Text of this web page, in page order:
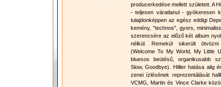
producerkedése mellett született. A
- teljesen váratlanul - gyökeresen
tulajdonképpen az egész eddigi
kemény, "technos", gyors,
szerencsére az előző két album
nélkül. Remekül sikerült
(Welcome To My World, My Little
bluesos beütésű, organikusabb
Slow, Goodbye). Hillier hatása alig
zenei ízlésének reprezentálását
VCMG, Martin és Vince Clarke